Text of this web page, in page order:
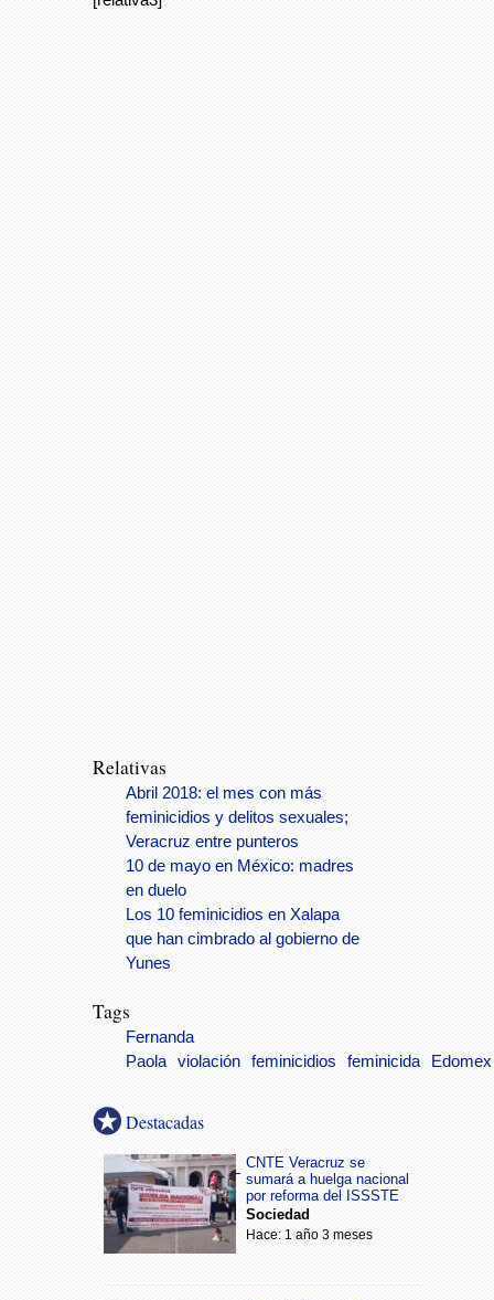
Relativas
Abril 2018: el mes con más
feminicidios y delitos sexuales;
Veracruz entre punteros
10 de mayo en México: madres
en duelo
Los 10 feminicidios en Xalapa
que han cimbrado al gobierno de
Yunes
Tags
Fernanda
Paola
violación feminicidios feminicida Edomex
Destacadas
CNTE Veracruz se
sumará a huelga nacional
por reforma del ISSSTE
Sociedad
Hace: 1 año 3 meses